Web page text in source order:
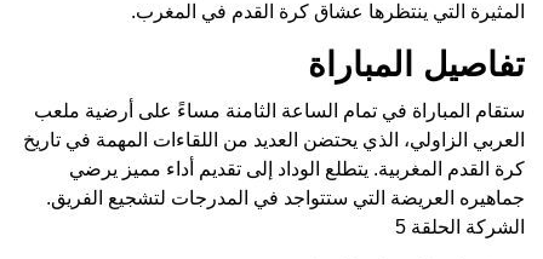
المثيرة التي ينتظرها عشاق كرة القدم في المغرب.
تفاصيل المباراة
ستقام المباراة في تمام الساعة الثامنة مساءً على أرضية ملعب
العربي الزاولي، الذي يحتضن العديد من اللقاءات المهمة في تاريخ
كرة القدم المغربية. يتطلع الوداد إلى تقديم أداء مميز يرضي
جماهيره العريضة التي ستتواجد في المدرجات لتشجيع الفريق.
الشركة الحلقة 5